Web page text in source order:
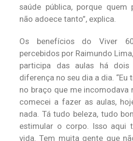
saúde pública, porque quem
não adoece tanto”, explica.
Os benefícios do Viver
percebidos por Raimundo
participa das aulas há
diferença no seu dia a dia. “Eu
no braço que me incomodava
comecei a fazer as aulas,
nada. Tá tudo beleza, tudo
estimular o corpo. Isso aqui
vida. Tem muita gente que